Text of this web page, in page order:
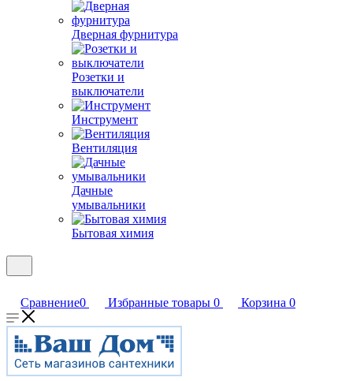
Дверная фурнитура
Розетки и
выключатели
Инструмент
Вентиляция
Дачные
умывальники
Бытовая химия
Сравнение0 Избранные товары 0 Корзина 0